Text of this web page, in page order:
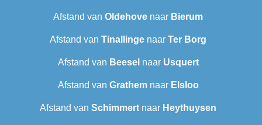
Afstand van Oldehove naar Bierum
Afstand van Tinallinge naar Ter Borg
Afstand van Beesel naar Usquert
Afstand van Grathemnaar Elsloo
Afstand van Schimmert naar Heythuysen